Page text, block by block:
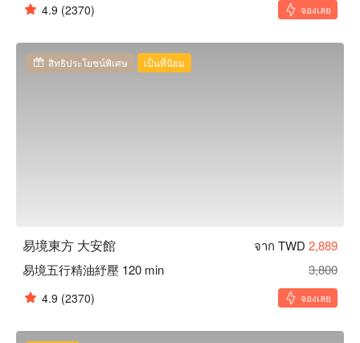
4.9 (2370) จองเลย
สิทธิประโยชน์พิเศษ เป็นที่นิยม
易境東方 大安館 จาก TWD 2,889
易境五行精油紓壓 120 min
3,800
4.9 (2370) จองเลย